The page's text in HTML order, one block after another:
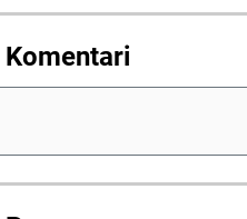
Komentari